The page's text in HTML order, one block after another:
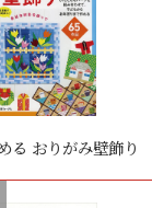
る おりがみ壁飾り